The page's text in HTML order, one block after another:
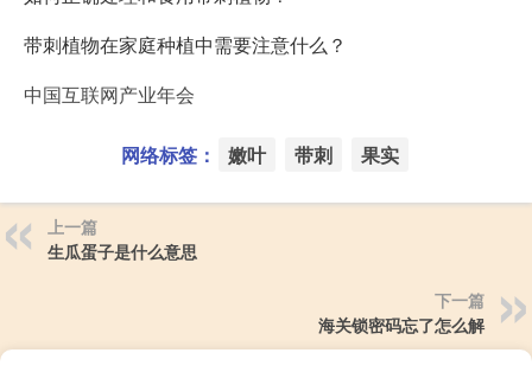
带刺植物在家庭种植中需要注意什么？
中国互联网产业年会
网络标签： 嫩叶 带刺 果实
上一篇
生瓜蛋子是什么意思
下一篇
海关锁密码忘了怎么解